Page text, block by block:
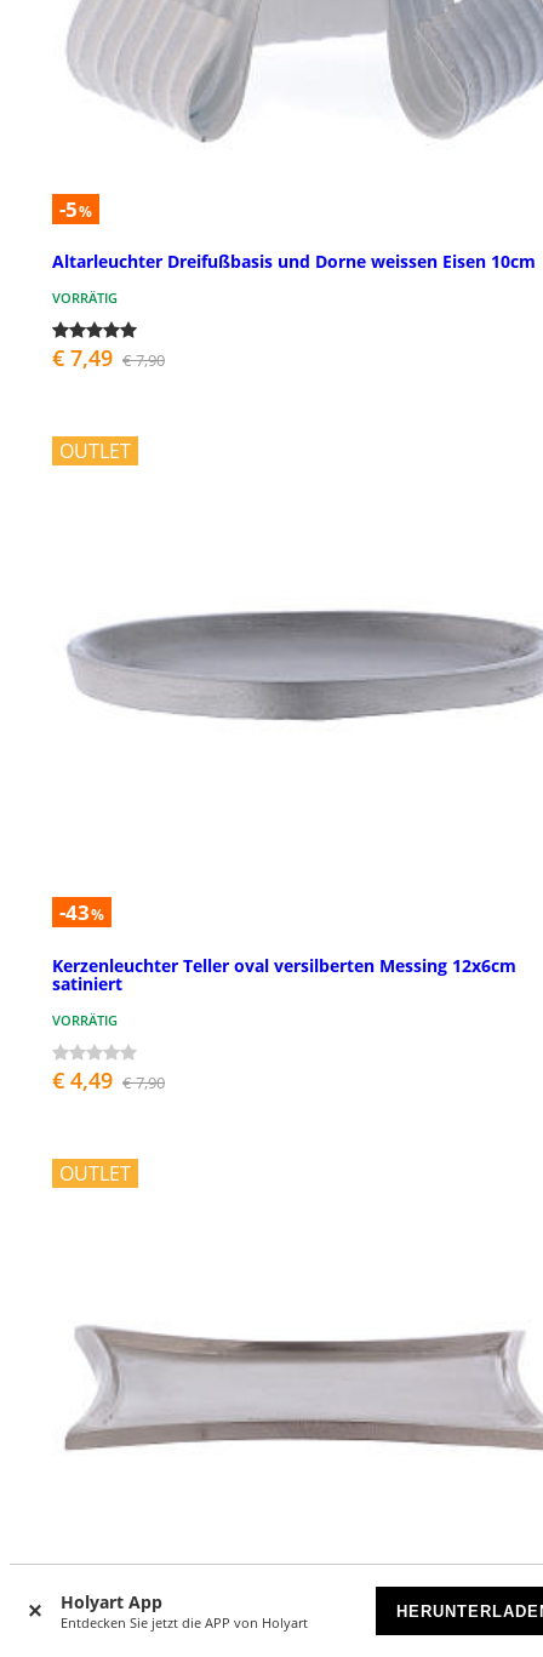
Holyart App
Entdecken Sie jetzt die APP von Holyart
-5%
Altarleuchter Dreifußbasis und Dorne weissen Eisen 10cm
VORRÄTIG
€ 7,49 € 7,90
OUTLET
-43%
Kerzenleuchter Teller oval versilberten Messing 12x6cm
satiniert
VORRÄTIG
€ 4,49 € 7,90
OUTLET
-41